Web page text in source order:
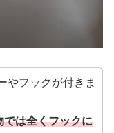
やフックが付きま
は全くフックに